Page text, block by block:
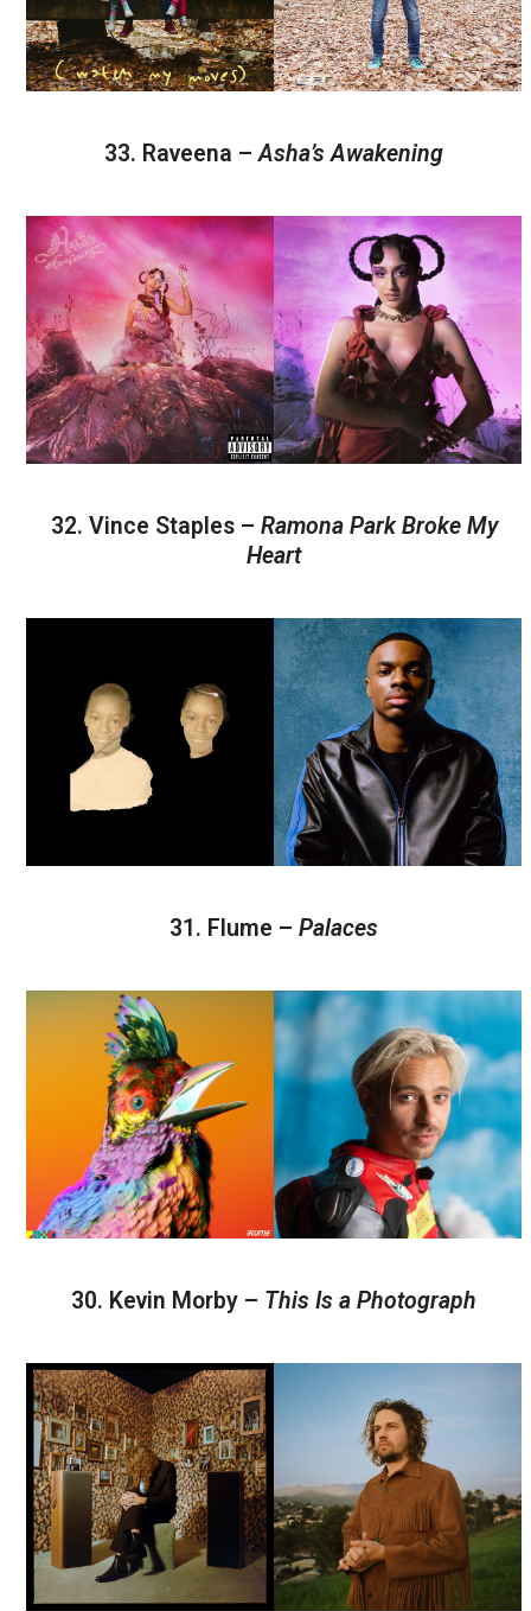
33. Raveena –Asha’s Awakening
32. Vince Staples – Ramona Park Broke My
Heart
31. Flume – Palaces
30. Kevin Morby – This Is a Photograph